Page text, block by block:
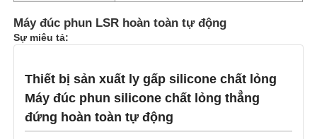
Máy đúc phun LSR hoàn toàn tự động
Sự miêu tả:
Thiết bị sản xuất ly gấp silicone chất lỏng
Máy đúc phun silicone chất lỏng thẳng
đứng hoàn toàn tự động